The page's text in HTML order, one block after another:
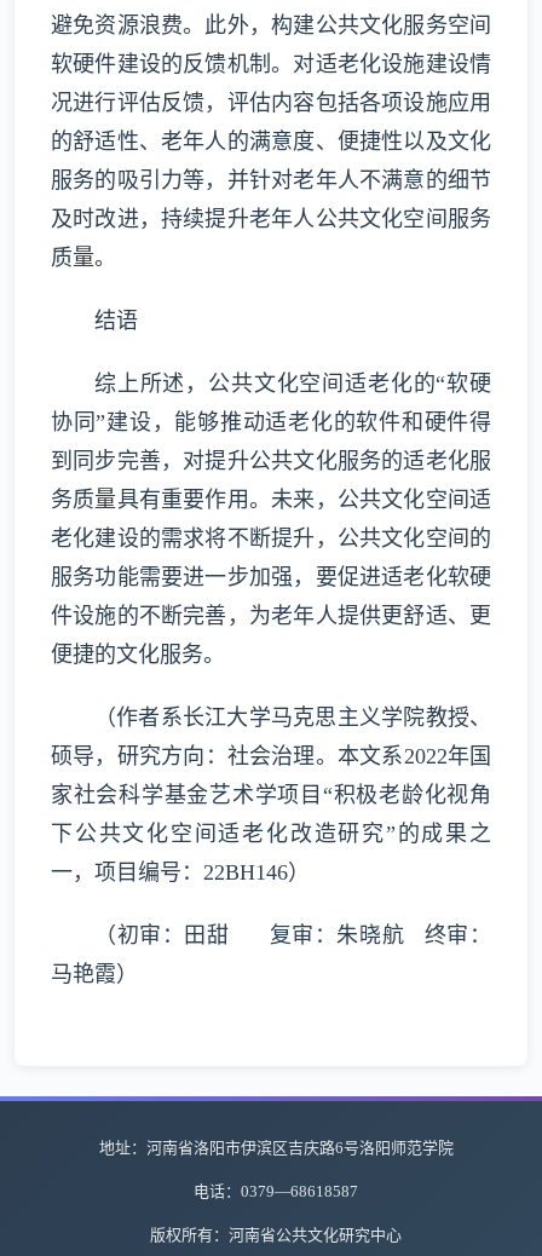
避免资源浪费。此外，构建公共文化服务空间
软硬件建设的反馈机制。对适老化设施建设情
况进行评估反馈，评估内容包括各项设施应用
的舒适性、老年人的满意度、便捷性以及文化
服务的吸引力等，并针对老年人不满意的细节
及时改进，持续提升老年人公共文化空间服务
质量。
结语
综上所述，公共文化空间适老化的“软硬
协同”建设，能够推动适老化的软件和硬件得
到同步完善，对提升公共文化服务的适老化服
务质量具有重要作用。未来，公共文化空间适
老化建设的需求将不断提升，公共文化空间的
服务功能需要进一步加强，要促进适老化软硬
件设施的不断完善，为老年人提供更舒适、更
便捷的文化服务。
（作者系长江大学马克思主义学院教授、
硕导，研究方向：社会治理。本文系2022年国
家社会科学基金艺术学项目“积极老龄化视角
下公共文化空间适老化改造研究”的成果之
一，项目编号：22BH146）
（初审：田甜 复审：朱晓航 终审：
马艳霞）
地址：河南省洛阳市伊滨区吉庆路6号洛阳师范学院
电话：0379—68618587
版权所有：河南省公共文化研究中心